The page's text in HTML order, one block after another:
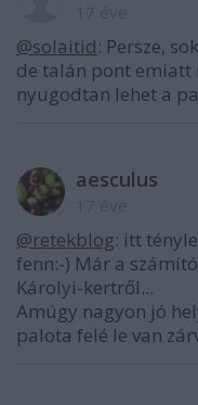
@solaitid: Persze,
de talán pont emiatt
nyugodtan lehet a
aesculus
@retekblog: itt
fenn:-) Már a
Károlyi-kertről...
Amúgy nagyon jó
palota felé le van